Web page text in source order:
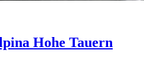
Hohe Tauern